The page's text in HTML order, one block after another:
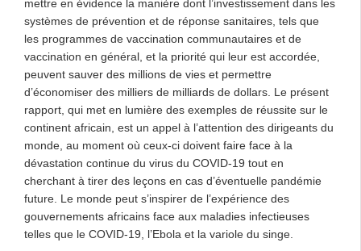
mettre en évidence la manière dont l’investissement dans les
systèmes de prévention et de réponse sanitaires, tels que
les programmes de vaccination communautaires et de
vaccination en général, et la priorité qui leur est accordée,
peuvent sauver des millions de vies et permettre
d’économiser des milliers de milliards de dollars. Le présent
rapport, qui met en lumière des exemples de réussite sur le
continent africain, est un appel à l’attention des dirigeants du
monde, au moment où ceux-ci doivent faire face à la
dévastation continue du virus du COVID-19 tout en
cherchant à tirer des leçons en cas d’éventuelle pandémie
future. Le monde peut s’inspirer de l’expérience des
gouvernements africains face aux maladies infectieuses
telles que le COVID-19, l’Ebola et la variole du singe.